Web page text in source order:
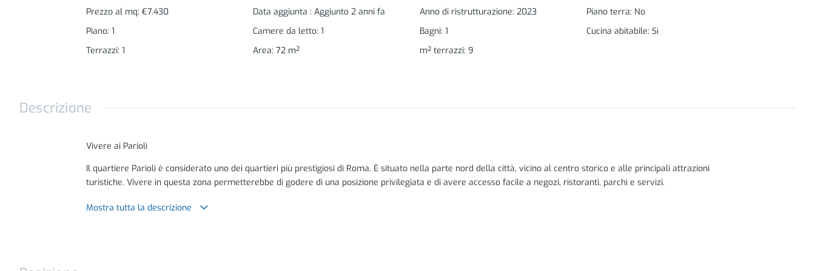
Prezzo al mq: €7.430 Data aggiunta : Aggiunto 2 anni fa Anno di ristrutturazione: 2023 Piano terra: No
Piano: 1 Camere da letto: 1 Bagni: 1 Cucina abitabile: Sì
Terrazzi: 1 Area: 72 m² m² terrazzi: 9
Descrizione
Vivere ai Parioli
Il quartiere Parioli è considerato uno dei quartieri più prestigiosi di Roma. È situato nella parte nord della città, vicino al centro storico e alle principali attrazioni
turistiche. Vivere in questa zona permetterebbe di godere di una posizione privilegiata e di avere accesso facile a negozi, ristoranti, parchi e servizi.
Il quartiere è inoltre noto per essere una delle zone più sicure di Roma. È un quartiere residenziale con strade tranquille e un'atmosfera tranquilla che offre una
Mostra tutta la descrizione